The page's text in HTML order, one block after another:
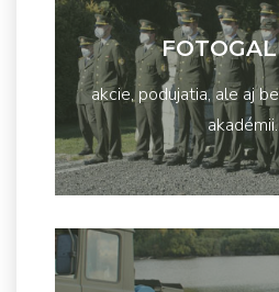
akcie, podujatia, ale aj